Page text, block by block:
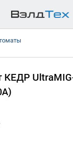
КЕДР